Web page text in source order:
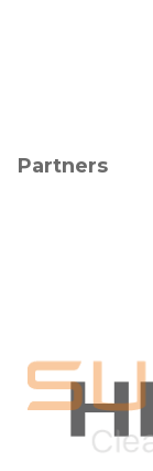
Partners